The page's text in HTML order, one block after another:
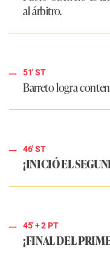
al árbitro.
51' ST
Barreto logra
46' ST
¡INICIÓ EL
45'+ 2 PT
¡FINAL DEL